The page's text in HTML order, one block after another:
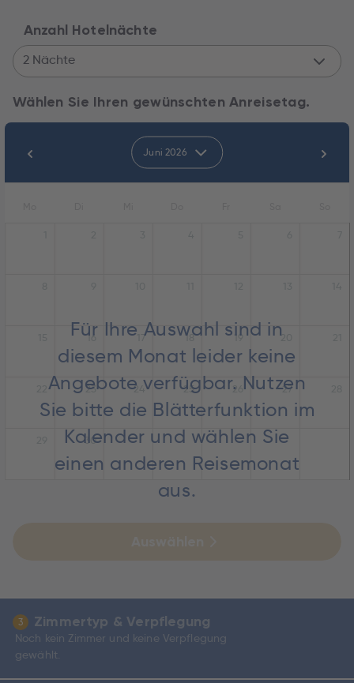
Anzahl Hotelnächte
2 Nächte
Wählen Sie Ihren gewünschten Anreisetag.
Juni 2026
Für Ihre Auswahl sind in
diesem Monat leider keine
Angebote verfügbar. Nutzen
Sie bitte die Blätterfunktion im
Kalender und wählen Sie
einen anderen Reisemonat
aus.
16 17 18 19 20
23 24 25 26 27
30
3 Zimmertyp & Verpflegung
Noch kein Zimmer und keine Verpflegung
gewählt.